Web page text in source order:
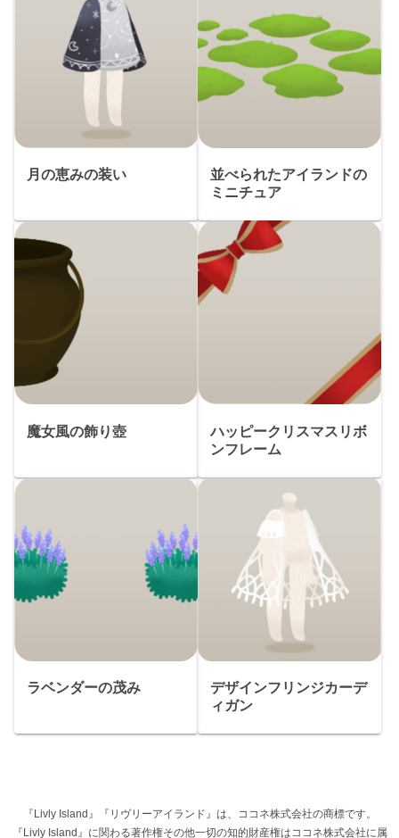
月の恵みの装い
並べられたアイランドの
ミニチュア
魔女風の飾り壺
ハッピークリスマスリボ
ンフレーム
ラベンダーの茂み
デザインフリンジカーデ
ィガン
『Livly Island』『リヴリーアイランド』は、ココネ株式会社の商標です。
『Livly Island』に関わる著作権その他一切の知的財産権はココネ株式会社に属